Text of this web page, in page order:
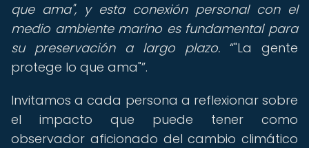
que ama", y esta conexión personal con el
medio ambiente marino es fundamental para
su preservación a largo plazo.
"La gente
protege lo que ama" .
Invitamos a cada persona a reflexionar sobre
el impacto que puede tener como
observador aficionado del cambio climático